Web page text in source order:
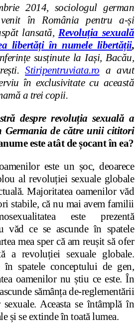
2014, sociologul german
în România pentru a-și
lansată, Revoluția sexuală
libertăți în numele libertății,
susținute la Iași, Bacău,
Stiripentruviata.ro a avut
în exclusivitate cu această
a trei copii.
despre revoluția sexuală a
Germania de către unii cititori
este atât de șocant în ea?
este un șoc, deoarece
al revoluției sexuale globale
Majoritatea oamenilor văd
stabile, că nu mai avem familii
este prezentă
văd ce se ascunde în spatele
mea sper că am reușit să ofer
a revoluției sexuale globale.
în spatele conceptului de gen,
oamenilor nu știu ce este. În
sămânța de-reglementării
Aceasta se întâmplă în
și se extinde în toată lumea.